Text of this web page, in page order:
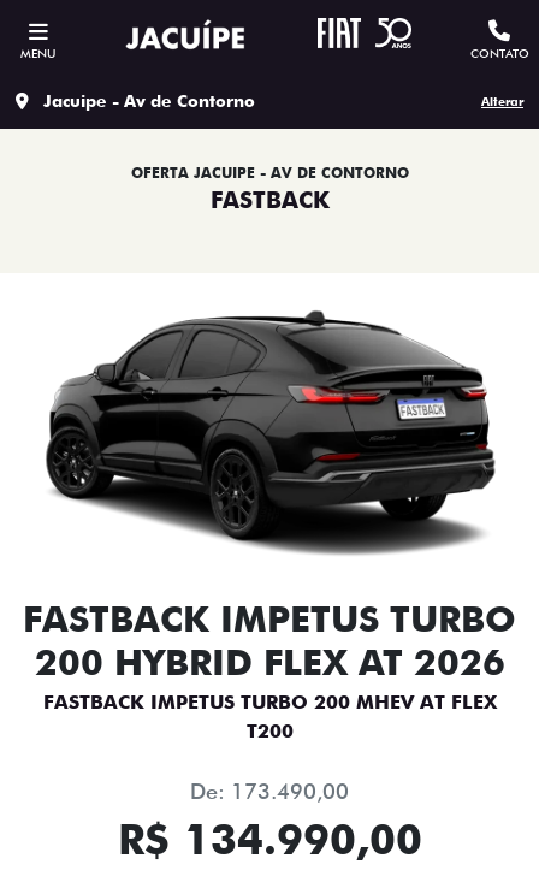
MENU CONTATO
Jacuipe - Av de Contorno Alterar
OFERTA JACUIPE - AV DE CONTORNO
FASTBACK
FASTBACK IMPETUS TURBO
200 HYBRID FLEX AT 2026
FASTBACK IMPETUS TURBO 200 MHEV AT FLEX
T200
De: 173.490,00
R$ 134.990,00